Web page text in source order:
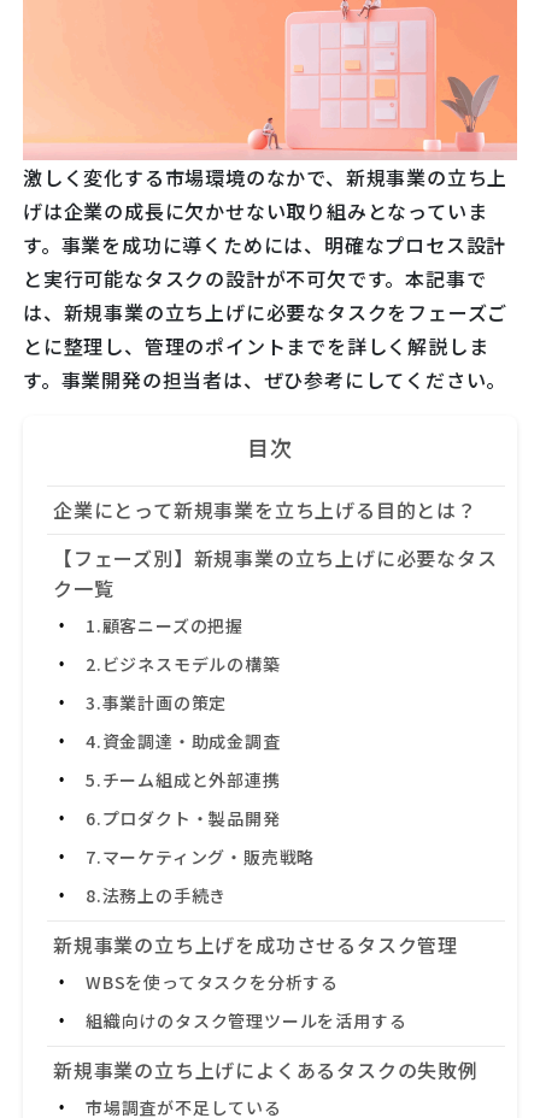
激しく変化する市場環境のなかで、新規事業の立ち上
げは企業の成長に欠かせない取り組みとなっていま
す。事業を成功に導くためには、明確なプロセス設計
と実行可能なタスクの設計が不可欠です。本記事で
は、新規事業の立ち上げに必要なタスクをフェーズご
とに整理し、管理のポイントまでを詳しく解説しま
す。事業開発の担当者は、ぜひ参考にしてください。
目次
企業にとって新規事業を立ち上げる目的とは？
【フェーズ別】新規事業の立ち上げに必要なタス
ク一覧
1.顧客ニーズの把握
2.ビジネスモデルの構築
3.事業計画の策定
4.資金調達・助成金調査
5.チーム組成と外部連携
6.プロダクト・製品開発
7.マーケティング・販売戦略
8.法務上の手続き
新規事業の立ち上げを成功させるタスク管理
WBSを使ってタスクを分析する
組織向けのタスク管理ツールを活用する
新規事業の立ち上げによくあるタスクの失敗例
市場調査が不足している